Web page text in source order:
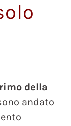
della
andato